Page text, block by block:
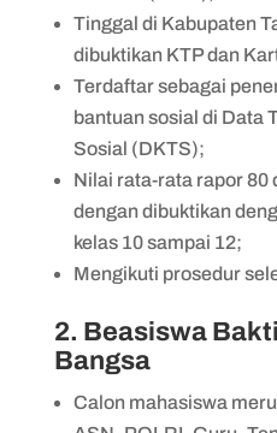
Tinggal di Kabupaten
dibuktikan KTP dan
Terdaftar sebagai
bantuan sosial di Data
Sosial (DKTS);
Nilai rata-rata rapor 80
dengan dibuktikan
kelas 10 sampai 12;
Mengikuti prosedur
2. Beasiswa
Bangsa
Calon mahasiswa